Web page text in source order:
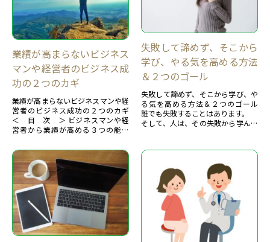
業績が高まらないビジネス
マンや経営者のビジネス成
功の２つのカギ
業績が高まらないビジネスマンや経
営者のビジネス成功の２つのカギ
＜ 目 次 ＞ ビジネスマンや経
営者から業績が高める３つの能力
悩みあなたに、今の時代...
失敗して諦めず、そこから
学び、やる気を高める方法
＆２つのゴール
失敗して諦めず、そこから学び、や
る気を高める方法＆２つのゴール
誰でも失敗することはあります。
そして、人は、その失敗から学んで
ち...